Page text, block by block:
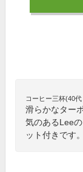
コーヒー三杯(40
滑らかなター
気のあるLee
ット付きです。